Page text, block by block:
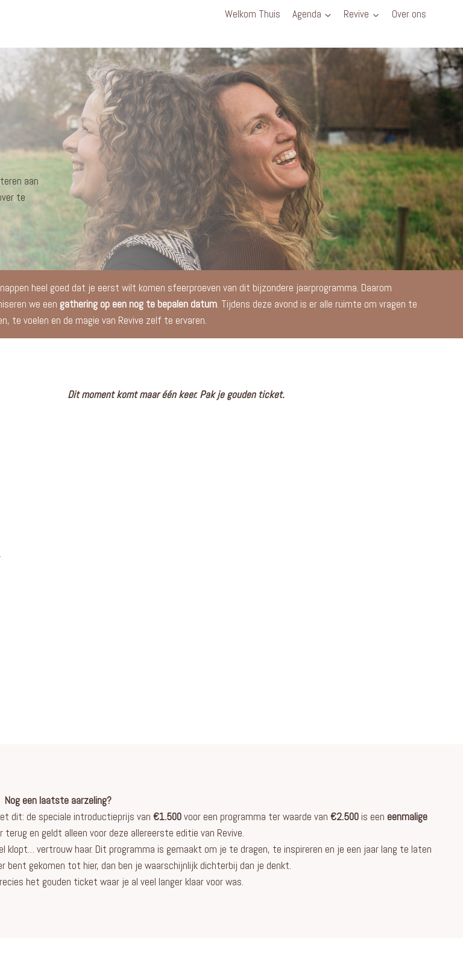
Welkom Thuis Agenda Revive Over ons
aan
te
heel goed dat je eerst wilt komen sfeerproeven van dit bijzondere jaarprogramma. Daarom
we een gathering op een nog te bepalen datum. Tijdens deze avond is er alle ruimte om vragen te
te voelen en de magie van Revive zelf te ervaren.
Dit moment komt maar één keer. Pak je gouden ticket.
Nog een laatste aarzeling?
dit: de speciale introductieprijs van €1.500voor een programma ter waarde van €2.500 is een eenmalige
en geldt alleen voor deze allereerste editie van Revive.
vertrouw haar. Dit programma is gemaakt om je te dragen, te inspireren en je een jaar lang te laten
bent gekomen tot hier, dan ben je waarschijnlijk dichterbij dan je denkt.
het gouden ticket waar je al veel langer klaar voor was.